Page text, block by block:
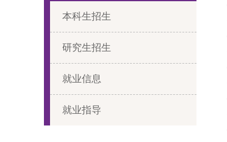
本科生招生
研究生招生
就业信息
就业指导